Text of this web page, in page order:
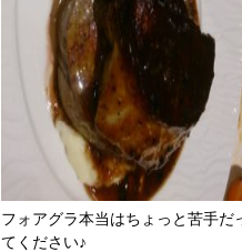
フォアグラ本当はちょっと苦手
てください♪